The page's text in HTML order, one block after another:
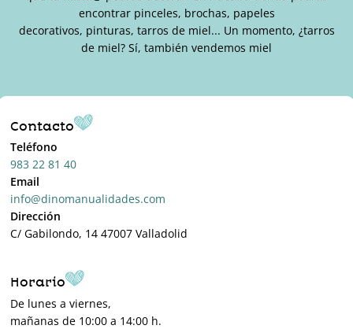
encontrar pinceles, brochas, papeles
decorativos, pinturas, tarros de miel... Un momento, ¿tarros
de miel? Sí, también vendemos miel
Contacto
Teléfono
983 22 81 40
Email
info@dinomanualidades.com
Dirección
C/ Gabilondo, 14 47007 Valladolid
Horario
De lunes a viernes,
mañanas de 10:00 a 14:00 h.